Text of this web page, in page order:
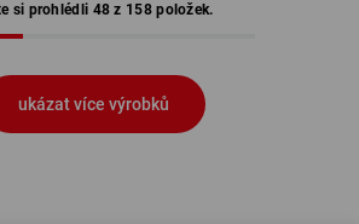
si prohlédli 48 z 158 položek.
ukázat více výrobků